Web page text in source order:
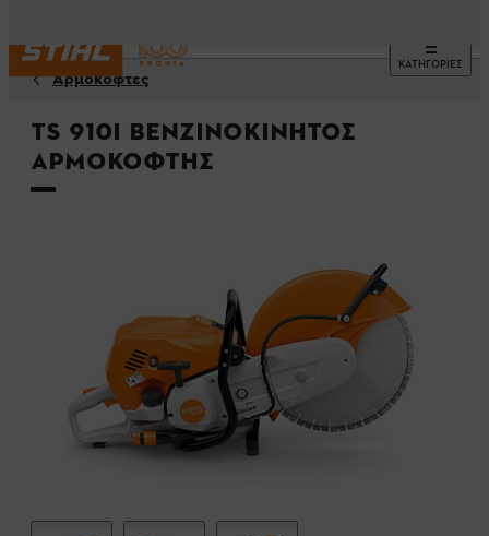
ΚΑΤΗΓΟΡΙΕΣ
Αρμοκόφτες
TS 910i Βενζινοκίνητος
αρμοκόφτης